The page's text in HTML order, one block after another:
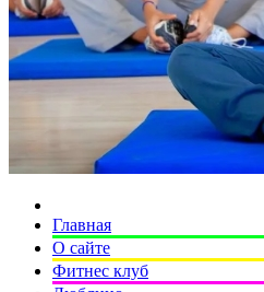
Главная
О сайте
Фитнес клуб